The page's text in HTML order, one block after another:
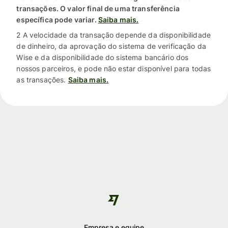
transações. O valor final de uma transferência
específica pode variar. Saiba mais.
2 A velocidade da transação depende da disponibilidade
de dinheiro, da aprovação do sistema de verificação da
Wise e da disponibilidade do sistema bancário dos
nossos parceiros, e pode não estar disponível para todas
as transações. Saiba mais.